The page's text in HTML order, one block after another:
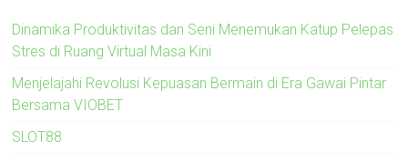
Dinamika Produktivitas dan Seni Menemukan Katup Pelepas
Stres di Ruang Virtual Masa Kini
Menjelajahi Revolusi Kepuasan Bermain di Era Gawai Pintar
Bersama VIOBET
SLOT88